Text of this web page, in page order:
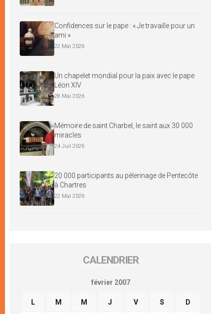
Confidences sur le pape : « Je travaille pour un
ami »
22 Mai 2026
Un chapelet mondial pour la paix avec le pape
Léon XIV
28 Mai 2026
Mémoire de saint Charbel, le saint aux 30 000
miracles
24 Juil 2026
20 000 participants au pèlerinage de Pentecôte
à Chartres
22 Mai 2026
CALENDRIER
février 2007
L M M J V S D